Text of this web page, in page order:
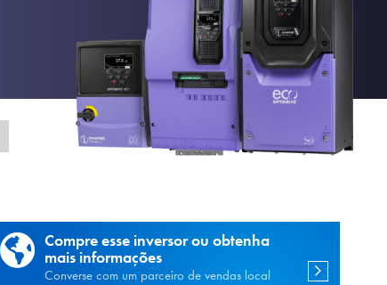
Compre esse inversor ou obtenha
mais informações
Converse com um parceiro de vendas local